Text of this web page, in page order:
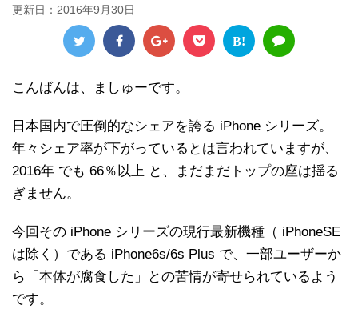
更新日： 2016年9月30日
B!
こんばんは、ましゅーです。
日本国内で圧倒的なシェアを誇る iPhone シリーズ。
年々シェア率が下がっているとは言われていますが、
2016年 でも 66％以上 と、まだまだトップの座は揺る
ぎません。
今回その iPhone シリーズの現行最新機種（ iPhoneSE
は除く）である iPhone6s/6s Plus で、一部ユーザーか
ら「本体が腐食した」との苦情が寄せられているよう
です。